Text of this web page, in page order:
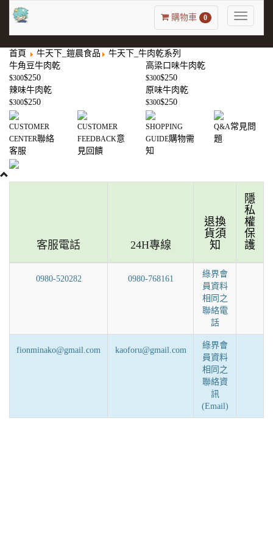
Toggle
購物車 0
首頁 牛天下_鎧晨食品
牛天下_牛肉乾系列
牛角豆牛肉乾
$300$250
高梁口味牛肉乾
$300$250
辣味牛肉乾
$300$250
原味牛肉乾
$300$250
CUSTOMER
CENTER聯絡
客服
CUSTOMER
FEEDBACK意
見回饋
SHOPPING
GUIDE購物需
知
Q&A常見問
題
客服電話 24H專線
退換
貨須
知
隱
私
權
保
護
0980-520282 0980-768161
綠界會
員資料
相同之
聯絡電
話
fionminako@gmail.com kaoforu@gmail.com
綠界會
員資料
相同之
聯絡資
訊
(Email)